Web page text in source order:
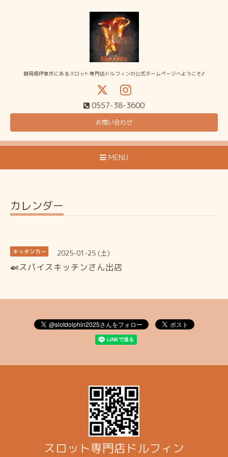
静岡県伊東市にあるスロット専門店ドルフィンの公式ホームページへようこそ♪
0557-38-3600
お問い合わせ
MENU
カレンダー
キッチンカー 2025-01-25 (土)
🍛スパイスキッチンさん出店
スロット専門店ドルフィン